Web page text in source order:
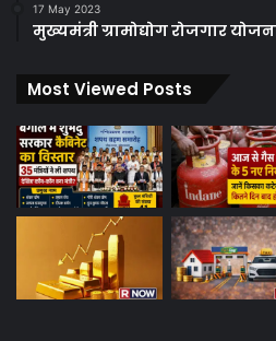
17 May 2023
मुख्यमंत्री ग्रामोद्योग रोजगार
Most Viewed Posts